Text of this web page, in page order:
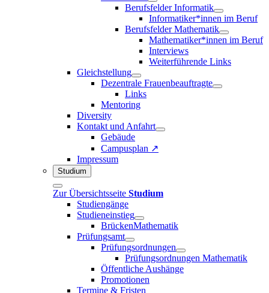
Berufsfelder Informatik
Informatiker*innen im Beruf
Berufsfelder Mathematik
Mathematiker*innen im Beruf
Interviews
Weiterführende Links
Gleichstellung
Dezentrale Frauenbeauftragte
Links
Mentoring
Diversity
Kontakt und Anfahrt
Gebäude
Campusplan ↗
Impressum
Studium
Zur Übersichtsseite Studium
Studiengänge
Studieneinstieg
BrückenMathematik
Prüfungsamt
Prüfungsordnungen
Prüfungsordnungen Mathematik
Öffentliche Aushänge
Promotionen
Termine & Fristen